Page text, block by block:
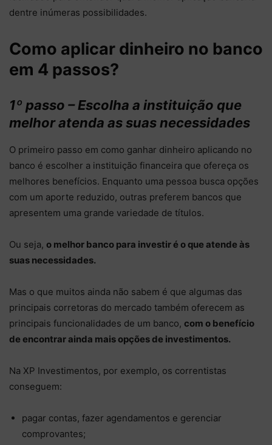
dentre inúmeras possibilidades.
Como aplicar dinheiro no banco
em 4 passos?
1º passo – Escolha a instituição que
melhor atenda as suas necessidades
O primeiro passo em como ganhar dinheiro aplicando no
banco é escolher a instituição financeira que ofereça os
melhores benefícios. Enquanto uma pessoa busca opções
com um aporte reduzido, outras preferem bancos que
apresentem uma grande variedade de títulos.
Ou seja, o melhor banco para investir é o que atende às
suas necessidades.
Mas o que muitos ainda não sabem é que algumas das
principais corretoras do mercado também oferecem as
principais funcionalidades de um banco, com o benefício
de encontrar ainda mais opções de investimentos.
Na XP Investimentos, por exemplo, os correntistas
conseguem:
pagar contas, fazer agendamentos e gerenciar
comprovantes;